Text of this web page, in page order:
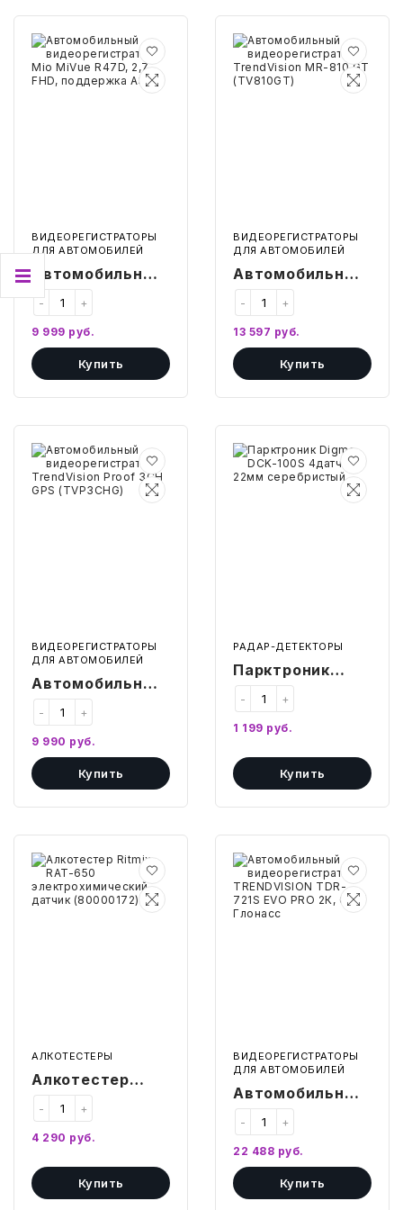
Автомобильный
видеорегистратор
Mio
MiVue
ВИДЕОРЕГИСТРАТОРЫ
ДЛЯ АВТОМОБИЛЕЙ
Автомобильный
видеорегистратор
Mio MiVue R47D,
2,7 , FHD,
поддержка A30
+
-
9 999 руб.
Купить
Автомобильный
видеорегистратор
TrendVision
MR-
ВИДЕОРЕГИСТРАТОРЫ
ДЛЯ АВТОМОБИЛЕЙ
Автомобильный
видеорегистратор
TrendVision MR-
810 GT
(TV810GT)
+
-
13 597 руб.
Купить
Автомобильный
видеорегистратор
TrendVision
Proof
ВИДЕОРЕГИСТРАТОРЫ
ДЛЯ АВТОМОБИЛЕЙ
Автомобильный
видеорегистратор
TrendVision
Proof 3CH GPS
(TVP3CHG)
+
-
9 990 руб.
Купить
Парктроник
Digma
DCK-
РАДАР-ДЕТЕКТОРЫ
Парктроник
Digma DCK-100S
4датч. 22мм
серебристый
+
-
1 199 руб.
Купить
Алкотестер
Ritmix
RAT-
650
электрохимический
АЛКОТЕСТЕРЫ
Алкотестер
Ritmix RAT-650
электрохимический
датчик
(80000172)
+
-
4 290 руб.
Купить
Автомобильный
видеорегистратор
TRENDVISION
TDR-
721S
ВИДЕОРЕГИСТРАТОРЫ
ДЛЯ АВТОМОБИЛЕЙ
Автомобильный
видеорегистратор
TRENDVISION
TDR-721S EVO
PRO 2К, GPS/
+
-
22 488 руб.
Купить